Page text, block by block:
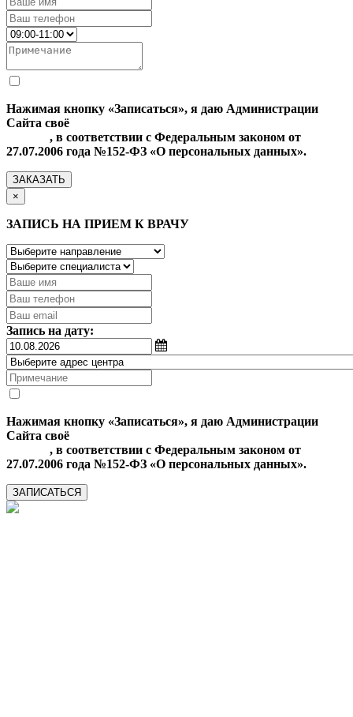
Нажимая кнопку «Записаться», я даю Администрации
Сайта своё
, в соответствии с Федеральным законом от
27.07.2006 года №152-ФЗ «О персональных данных».
ЗАКАЗАТЬ
×
ЗАПИСЬ НА ПРИЕМ К ВРАЧУ
Запись на дату:
Нажимая кнопку «Записаться», я даю Администрации
Сайта своё
, в соответствии с Федеральным законом от
27.07.2006 года №152-ФЗ «О персональных данных».
ЗАПИСАТЬСЯ